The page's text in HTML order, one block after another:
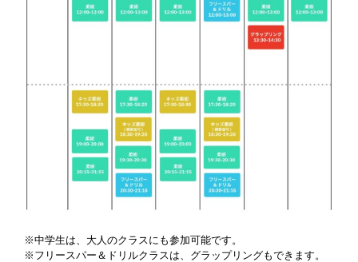
※中学生は、大人のクラスにも参加可能です。
※フリースパー＆ドリルクラスは、グラップリングもできます。